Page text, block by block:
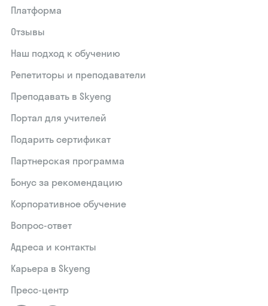
Платформа
Отзывы
Наш подход к обучению
Репетиторы и преподаватели
Преподавать в Skyeng
Портал для учителей
Подарить сертификат
Партнерская программа
Бонус за рекомендацию
Корпоративное обучение
Вопрос-ответ
Адреса и контакты
Карьера в Skyeng
Пресс-центр